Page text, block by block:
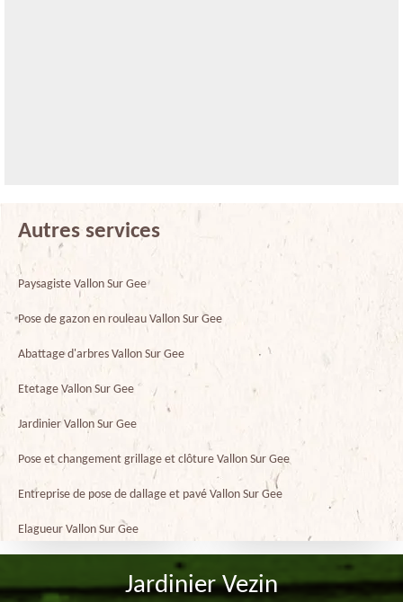
Autres services
Paysagiste Vallon Sur Gee
Pose de gazon en rouleau Vallon Sur Gee
Abattage d'arbres Vallon Sur Gee
Etetage Vallon Sur Gee
Jardinier Vallon Sur Gee
Pose et changement grillage et clôture Vallon Sur Gee
Entreprise de pose de dallage et pavé Vallon Sur Gee
Elagueur Vallon Sur Gee
Jardinier Vezin